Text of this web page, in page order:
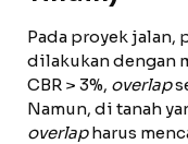
Pada proyek jalan,
dilakukan dengan
CBR > 3%, overlap
Namun, di tanah
overlapharus